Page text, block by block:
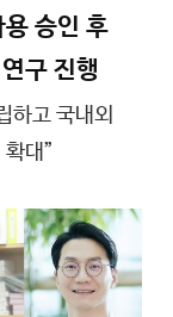
승인 후
구 진행
하고 국내외
대”